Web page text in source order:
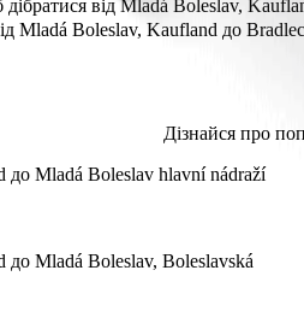
Kaufland до Bradlec, Obecní úřad
від Mladá Boleslav,
від Mladá Boleslav,
Mladá Boleslav, Kaufland до
Boleslav, Kaufland до Bradlec,
Дізнайся про
до Mladá Boleslav hlavní nádraží
до Mladá Boleslav, Boleslavská